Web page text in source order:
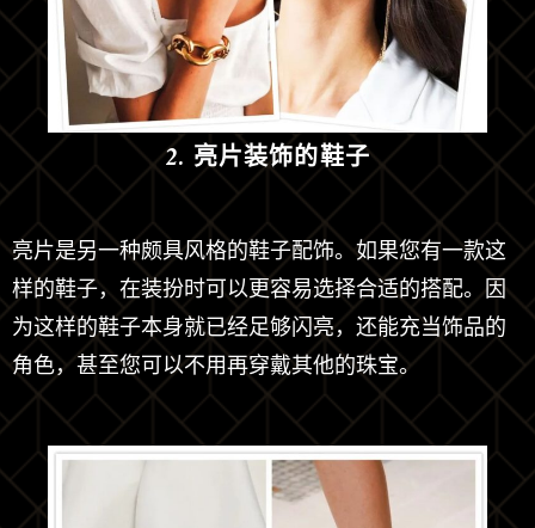
2. 亮片装饰的鞋子
亮片是另一种颇具风格的鞋子配饰。如果您有一款这
样的鞋子，在装扮时可以更容易选择合适的搭配。因
为这样的鞋子本身就已经足够闪亮，还能充当饰品的
角色，甚至您可以不用再穿戴其他的珠宝。